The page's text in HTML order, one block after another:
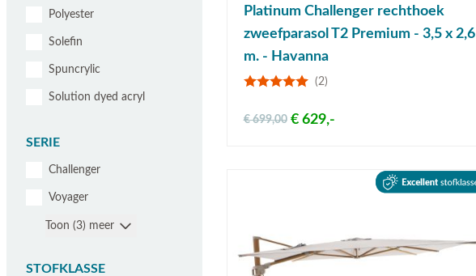
Platinum Challenger rechthoek
zweefparasol T2 Premium - 3,5 x 2,6
m. - Havanna
(2)
€ 629,-
€ 699,00
Polyester
Solefin
Spuncrylic
Solution dyed acryl
SERIE
Challenger
Voyager
Toon (3) meer
STOFKLASSE